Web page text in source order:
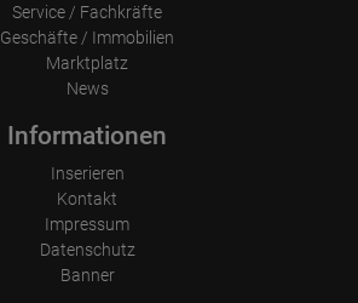
Service / Fachkräfte
Geschäfte / Immobilien
Marktplatz
News
Informationen
Inserieren
Kontakt
Impressum
Datenschutz
Banner